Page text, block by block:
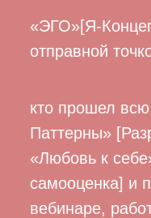
«ЭГО»[Я-
отправной
кто прошел
Паттерны»
«Любовь к
самооценка] и
вебинаре,